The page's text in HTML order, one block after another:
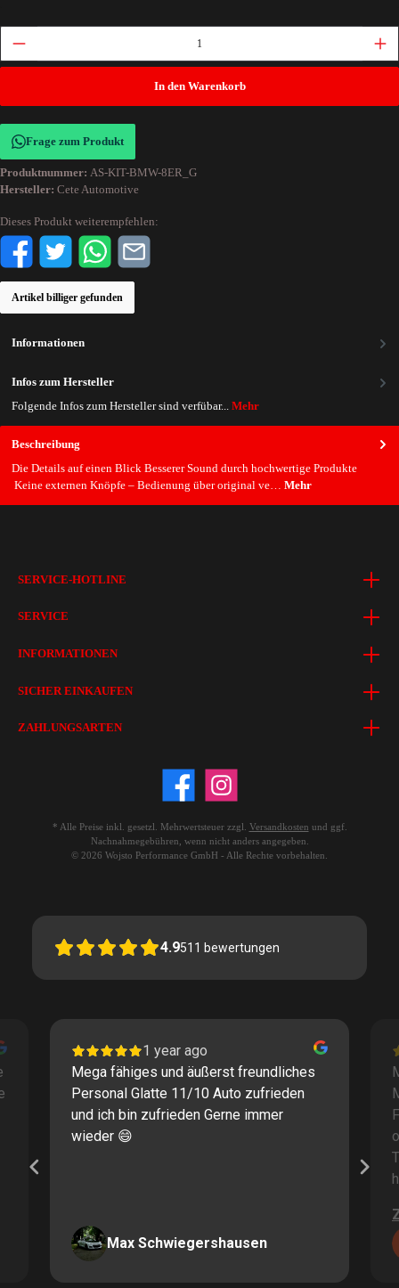
In den Warenkorb
Frage zum Produkt
Produktnummer: AS-KIT-BMW-8ER_G
Hersteller: Cete Automotive
Dieses Produkt weiterempfehlen:
Artikel billiger gefunden
Beschreibung
Die Details auf einen Blick Besserer Sound durch hochwertige Produkte
Keine externen Knöpfe – Bedienung über original ve… Mehr
Informationen
Infos zum Hersteller
Folgende Infos zum Hersteller sind verfübar... Mehr
SERVICE-HOTLINE
SERVICE
INFORMATIONEN
SICHER EINKAUFEN
ZAHLUNGSARTEN
* Alle Preise inkl. gesetzl. Mehrwertsteuer zzgl. Versandkosten und ggf.
Nachnahmegebühren, wenn nicht anders angegeben.
© 2026 Wojsto Performance GmbH - Alle Rechte vorbehalten.
4.9511 bewertungen
1 year ago
Mega fähiges und äußerst freundliches
Personal Glatte 11/10 Auto zufrieden
und ich bin zufrieden Gerne immer
wieder 😄
Max Schwiegershausen